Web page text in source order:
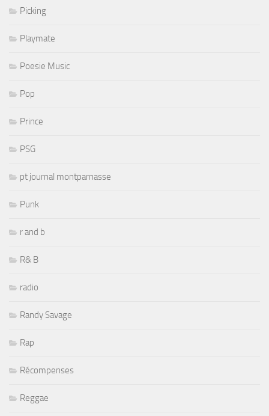
Picking
Playmate
Poesie Music
Pop
Prince
PSG
pt journal montparnasse
Punk
r and b
R& B
radio
Randy Savage
Rap
Récompenses
Reggae